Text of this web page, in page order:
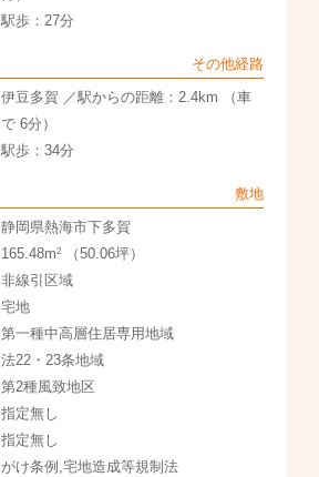
駅歩：27分
その他経路
伊豆多賀 ／駅からの距離：2.4km （車
で 6分）
駅歩：34分
敷地
静岡県熱海市下多賀
165.48m2（50.06坪）
非線引区域
宅地
第一種中高層住居専用地域
法22・23条地域
第2種風致地区
指定無し
指定無し
がけ条例,宅地造成等規制法